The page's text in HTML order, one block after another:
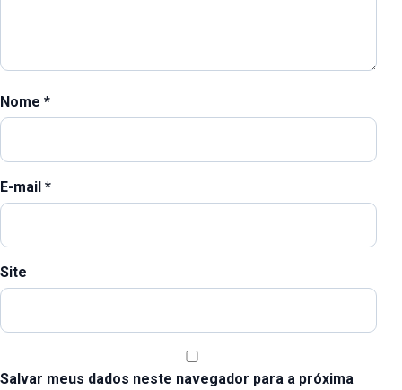
Nome *
E-mail *
Site
Salvar meus dados neste navegador para a próxima